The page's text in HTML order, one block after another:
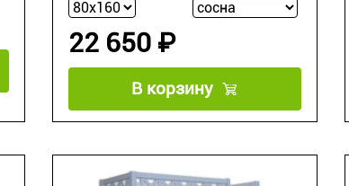
22 650 ₽
В корзину